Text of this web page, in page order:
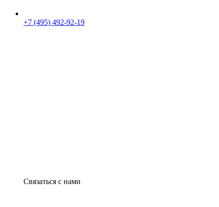
+7 (495) 492-92-19
Связаться с нами